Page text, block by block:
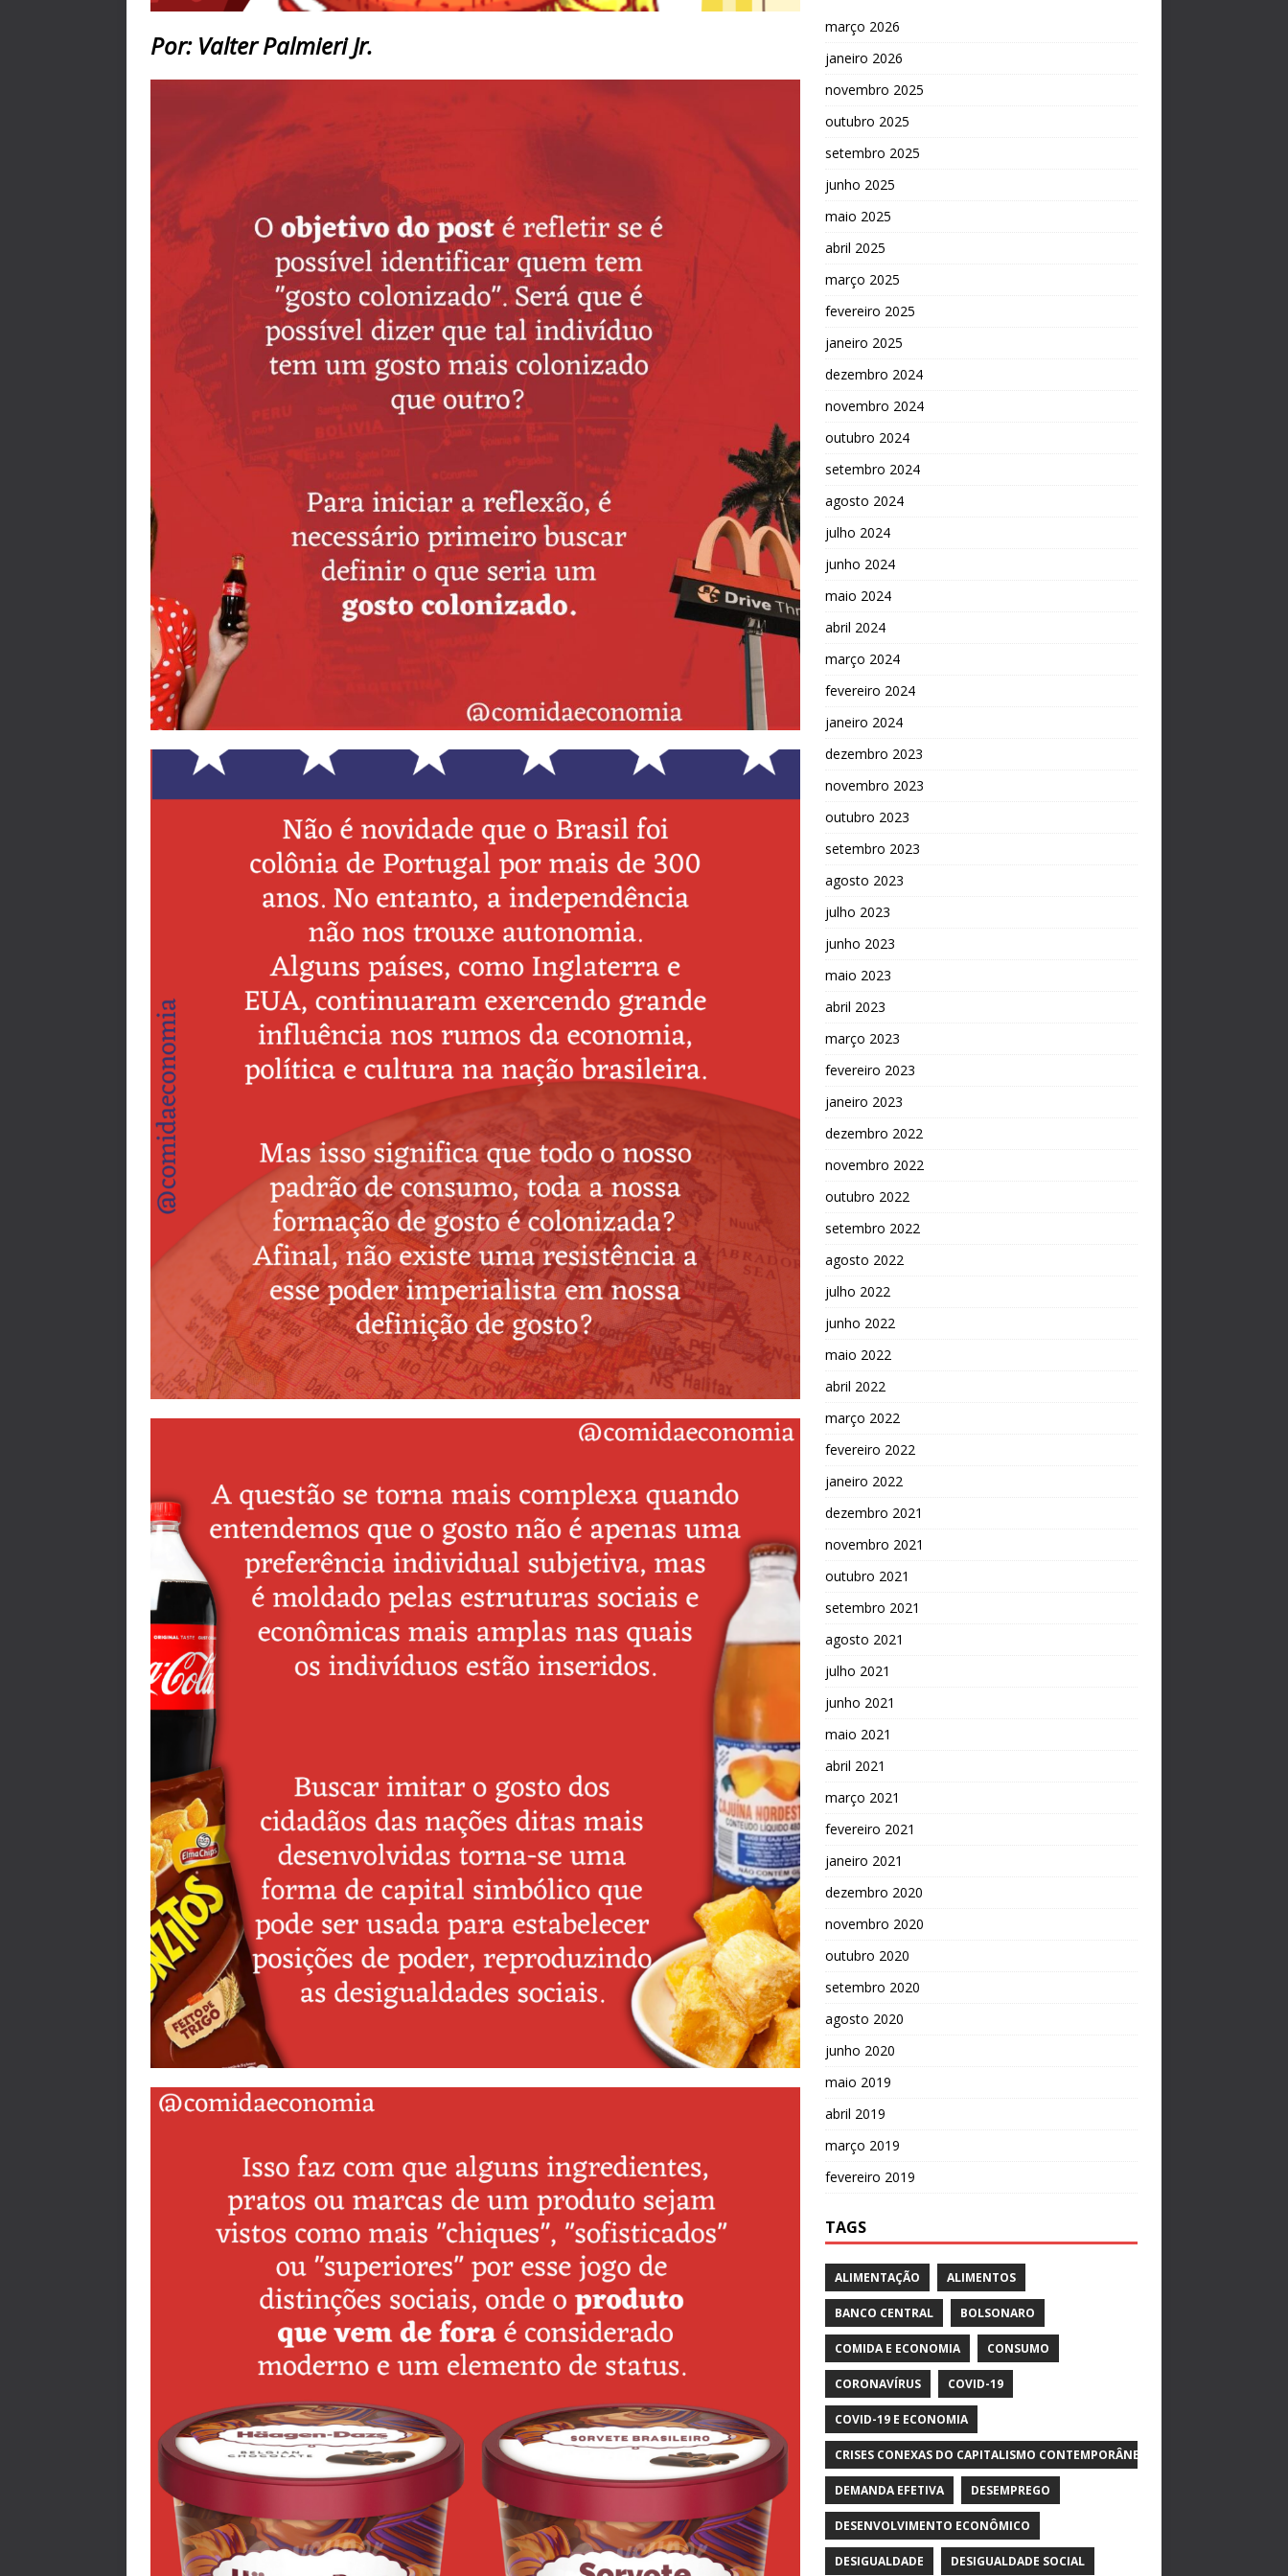
Por: Valter Palmieri Jr.
março 2026
janeiro 2026
novembro 2025
outubro 2025
setembro 2025
junho 2025
maio 2025
abril 2025
março 2025
fevereiro 2025
janeiro 2025
dezembro 2024
novembro 2024
outubro 2024
setembro 2024
agosto 2024
julho 2024
junho 2024
maio 2024
abril 2024
março 2024
fevereiro 2024
janeiro 2024
dezembro 2023
novembro 2023
outubro 2023
setembro 2023
agosto 2023
julho 2023
junho 2023
maio 2023
abril 2023
março 2023
fevereiro 2023
janeiro 2023
dezembro 2022
novembro 2022
outubro 2022
setembro 2022
agosto 2022
julho 2022
junho 2022
maio 2022
abril 2022
março 2022
fevereiro 2022
janeiro 2022
dezembro 2021
novembro 2021
outubro 2021
setembro 2021
agosto 2021
julho 2021
junho 2021
maio 2021
abril 2021
março 2021
fevereiro 2021
janeiro 2021
dezembro 2020
novembro 2020
outubro 2020
setembro 2020
agosto 2020
junho 2020
maio 2019
abril 2019
março 2019
fevereiro 2019
TAGS
ALIMENTAÇÃO ALIMENTOS
BANCO CENTRAL BOLSONARO
COMIDA E ECONOMIA CONSUMO
CORONAVÍRUS COVID-19
COVID-19 E ECONOMIA
CRISES CONEXAS DO CAPITALISMO CONTEMPORÂNEO
DEMANDA EFETIVA DESEMPREGO
DESENVOLVIMENTO ECONÔMICO
DESIGUALDADE DESIGUALDADE SOCIAL